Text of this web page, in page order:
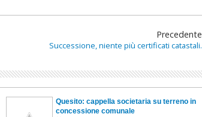
Precedente
Successione, niente più certificati catastali.
Quesito: cappella societaria su terreno in
concessione comunale